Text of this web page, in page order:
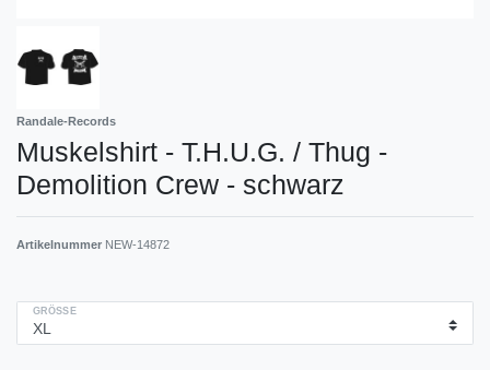
Randale-Records
Muskelshirt - T.H.U.G. / Thug -
Demolition Crew - schwarz
Artikelnummer NEW-14872
GRÖSSE